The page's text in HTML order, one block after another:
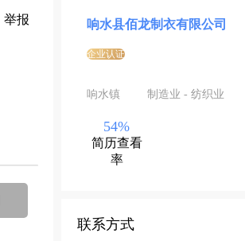
举报 响水县佰龙制衣有限公司
企业认证
响水镇 制造业 - 纺织业
54%
简历查看
率
联系方式